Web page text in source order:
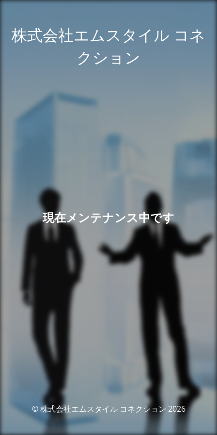
株式会社エムスタイル コネ
クション
現在メンテナンス中です
© 株式会社エムスタイル コネクション 2026